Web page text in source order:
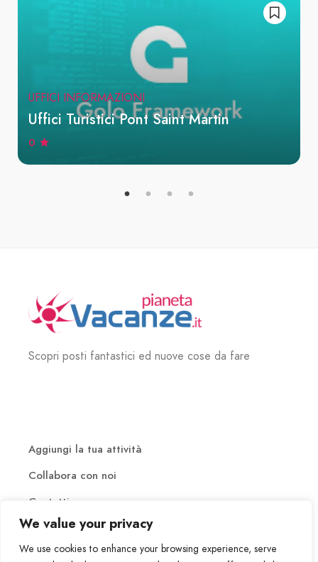
We value your privacy
We use cookies to enhance your browsing experience, serve
UFFICI INFORMAZIONI
Uffici Turistici Pont Saint Martin
0
Scopri posti fantastici ed nuove cose da fare
Aggiungi la tua attività
Collabora con noi
Contatti